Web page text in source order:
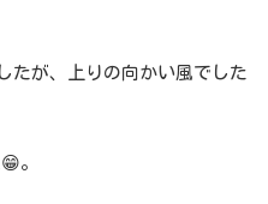
たが、上りの向かい風でした
。